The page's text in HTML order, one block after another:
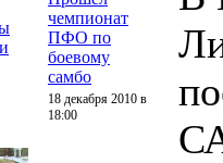
чемпионат
ПФО по
боевому
самбо
18 декабря 2010 в
18:00